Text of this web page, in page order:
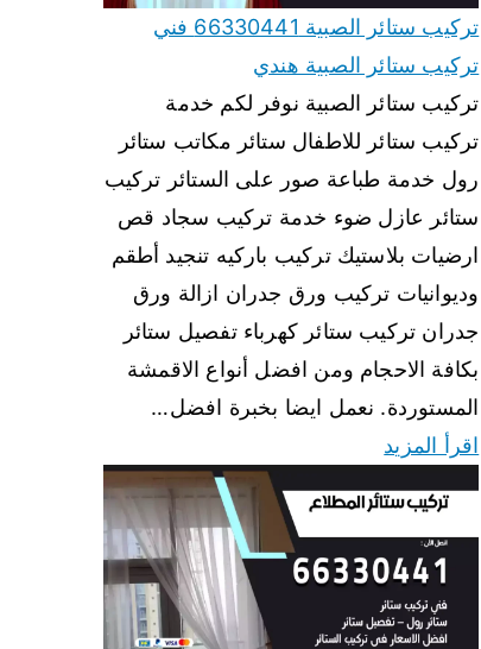
تركيب ستائر الصبية 66330441 فني
تركيب ستائر الصبية هندي
تركيب ستائر الصبية نوفر لكم خدمة
تركيب ستائر للاطفال ستائر مكاتب ستائر
رول خدمة طباعة صور على الستائر تركيب
ستائر عازل ضوء خدمة تركيب سجاد قص
ارضيات بلاستيك تركيب باركيه تنجيد أطقم
وديوانيات تركيب ورق جدران ازالة ورق
جدران تركيب ستائر كهرباء تفصيل ستائر
بكافة الاحجام ومن افضل أنواع الاقمشة
المستوردة. نعمل ايضا بخبرة افضل…
اقرأ المزيد